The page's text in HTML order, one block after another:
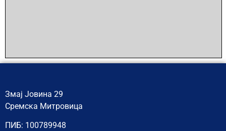
Змај Јовина 29
Сремска Митровица
ПИБ: 100789948